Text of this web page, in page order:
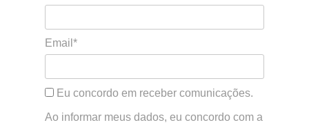
Email*
Eu concordo em receber comunicações.
Ao informar meus dados, eu concordo com a